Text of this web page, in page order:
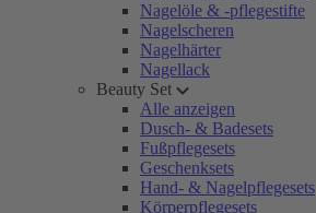
Nagelöle & -pflegestifte
Nagelscheren
Nagelhärter
Nagellack
Beauty Set
Alle anzeigen
Dusch- & Badesets
Fußpflegesets
Geschenksets
Hand- & Nagelpflegesets
Körperpflegesets